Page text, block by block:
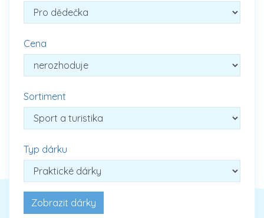
Cena
Sortiment
Typ dárku